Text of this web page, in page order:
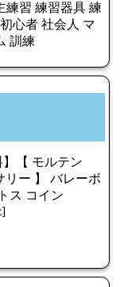
練習 練習器具 練
心者 社会人 マ
訓練
】【 モルテン
リー 】 バレーボ
ス コイン